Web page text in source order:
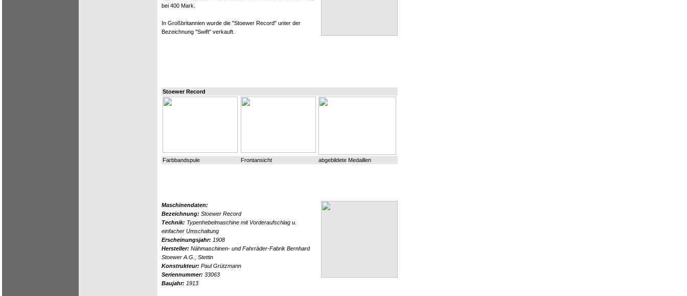
bei 400 Mark.
In Großbritannien wurde die "Stoewer Record" unter der
Bezeichnung "Swift" verkauft.
Stoewer Record
Farbbandspule Frontansicht abgebildete Medaillen
Maschinendaten:
Bezeichnung: Stoewer Record
Technik: Typenhebelmaschine mit Vorderaufschlag u.
einfacher Umschaltung
Erscheinungsjahr: 1908
Hersteller: Nähmaschinen- und Fahrräder-Fabrik Bernhard
Stoewer A.G., Stettin
Konstrukteur: Paul Grützmann
Seriennummer: 33063
Baujahr: 1913